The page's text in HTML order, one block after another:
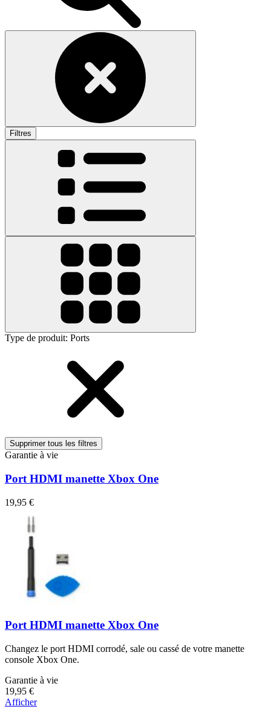
Filtres
Type de produit: Ports
Supprimer tous les filtres
Garantie à vie
Port HDMI manette Xbox One
19,95 €
Port HDMI manette Xbox One
Changez le port HDMI corrodé, sale ou cassé de votre manette
console Xbox One.
Garantie à vie
19,95 €
Afficher